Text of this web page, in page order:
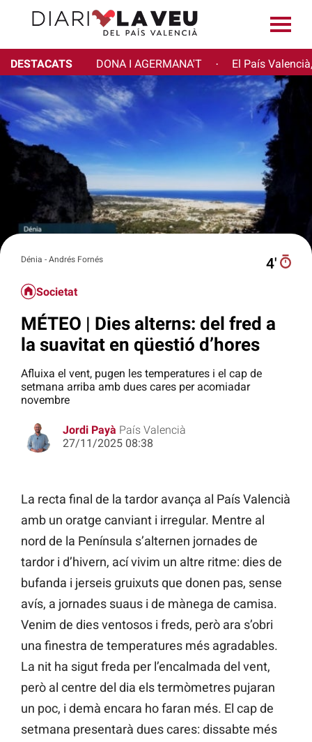
DESTACATS DONA I AGERMANA'T · El País
Dénia - Andrés Fornés 4′
Societat
MÉTEO | Dies alterns: del fred a
la suavitat en qüestió d’hores
Afluixa el vent, pugen les temperatures i el cap de
setmana arriba amb dues cares per acomiadar
novembre
Jordi Payà País Valencià
27/11/2025 08:38
La recta final de la tardor avança al País Valencià
amb un oratge canviant i irregular. Mentre al
nord de la Península s’alternen jornades de
tardor i d’hivern, ací vivim un altre ritme: dies de
bufanda i jerseis gruixuts que donen pas, sense
avís, a jornades suaus i de mànega de camisa.
Venim de dies ventosos i freds, però ara s’obri
una finestra de temperatures més agradables.
La nit ha sigut freda per l’encalmada del vent,
però al centre del dia els termòmetres pujaran
un poc, i demà encara ho faran més. El cap de
setmana presentarà dues cares: dissabte més